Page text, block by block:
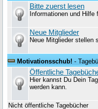
Bitte zuerst lesen
Informationen und Hilfe
Neue Mitglieder
Neue Mitglieder stellen
Motivationsschub! -
Öffentliche
Hier kannst Du Dein
werden kann.
Nicht öffentliche Tagebücher